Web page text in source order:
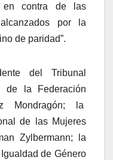
en contra de las
por la
de paridad”.
del Tribunal
de la Federación
Mondragón; la
de las Mujeres
Zylbermann; la
de Género